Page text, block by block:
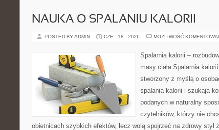
NAUKA O SPALANIU KALORII
POSTED BY ADMIN CZE - 18 - 2026 MOŻLIWOŚĆ
Spalarnia kalorii –
masy ciała Spalarnia
stworzony z myślą o
spalania kalorii i szukają
podanych w naturalny
czytelników, którzy nie
obietnicach szybkich efektów, lecz wolą spojrzeć na zdrowy styl